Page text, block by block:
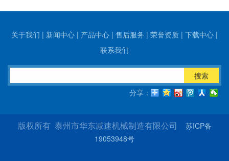
关于我们 | 新闻中心 | 产品中心 | 售后服务 | 荣誉资质 | 下载中心 |
联系我们
搜索
分享：
版权所有 泰州市华东减速机械制造有限公司 苏ICP备
19053948号